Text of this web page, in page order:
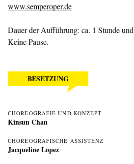
BESETZUNG
CHOREOGRAFIE UND KONZEPT
Kinsun Chan
CHOREOGRAFISCHE ASSISTENZ
Jacqueline Lopez
www.semperoper.de
Dauer der Aufführung: ca. 1 Stunde
Keine Pause.